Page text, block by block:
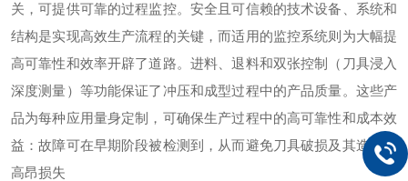
关，可提供可靠的过程监控。安全且可信赖的技术设备、系统和
结构是实现高效生产流程的关键，而适用的监控系统则为大幅提
高可靠性和效率开辟了道路。进料、退料和双张控制（刀具浸入
深度测量）等功能保证了冲压和成型过程中的产品质量。这些产
品为每种应用量身定制，可确保生产过程中的高可靠性和成本效
益：故障可在早期阶段被检测到，从而避免刀具破损及其造成的
高昂损失